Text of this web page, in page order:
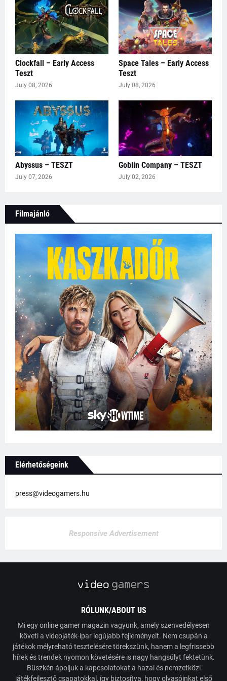
Clockfall – Early Access
Teszt
July 08, 2026
Space Tales – Early Access
Teszt
July 08, 2026
Abyssus – TESZT
July 07, 2026
Goblin Company – TESZT
July 02, 2026
Filmajánló
Elérhetőségeink
press@videogamers.hu
Responsive Advertisement
RÓLUNK/ABOUT US
Mi egy online gamer magazin vagyunk, amely szenvedélyesen
követi a videojáték-ipar legújabb fejleményeit. Nem csupán a
játékok mélyreható tesztelésére törekszünk, hanem a legfrissebb
hírek és trendek nyomon követésére is nagy hangsúlyt fektetünk.
Büszkén ápoljuk a kapcsolatokat a hazai és nemzetközi
játékfejlesztő csapatokkal, így biztosítva, hogy olvasóinkat első